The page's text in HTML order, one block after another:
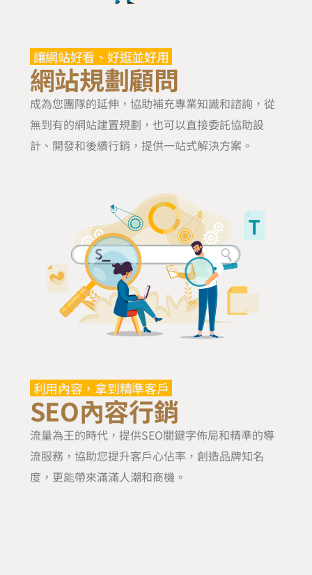
讓網站好看、好逛並好用
網站規劃顧問
成為您團隊的延伸，協助補充專業知識和諮詢，從
無到有的網站建置規劃，也可以直接委託協助設
計、開發和後續行銷，提供一站式解決方案。
利用內容，拿到精準客戶
SEO內容行銷
流量為王的時代，提供SEO關鍵字佈局和精準的導
流服務，協助您提升客戶心佔率，創造品牌知名
度，更能帶來滿滿人潮和商機。